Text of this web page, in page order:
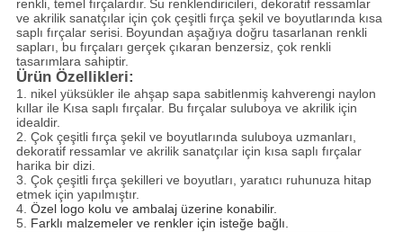
renkli, temel fırçalardır. Su renklendiricileri, dekoratif ressamlar
ve akrilik sanatçılar için çok çeşitli fırça şekil ve boyutlarında kısa
saplı fırçalar serisi. Boyundan aşağıya doğru tasarlanan renkli
sapları, bu fırçaları gerçek çıkaran benzersiz, çok renkli
tasarımlara sahiptir.
Ürün Özellikleri:
1. nikel yüksükler ile ahşap sapa sabitlenmiş kahverengi naylon
kıllar ile Kısa saplı fırçalar. Bu fırçalar suluboya ve akrilik için
idealdir.
2. Çok çeşitli fırça şekil ve boyutlarında suluboya uzmanları,
dekoratif ressamlar ve akrilik sanatçılar için kısa saplı fırçalar
harika bir dizi.
3. Çok çeşitli fırça şekilleri ve boyutları, yaratıcı ruhunuza hitap
etmek için yapılmıştır.
4. Özel logo kolu ve ambalaj üzerine konabilir.
5. Farklı malzemeler ve renkler için isteğe bağlı.